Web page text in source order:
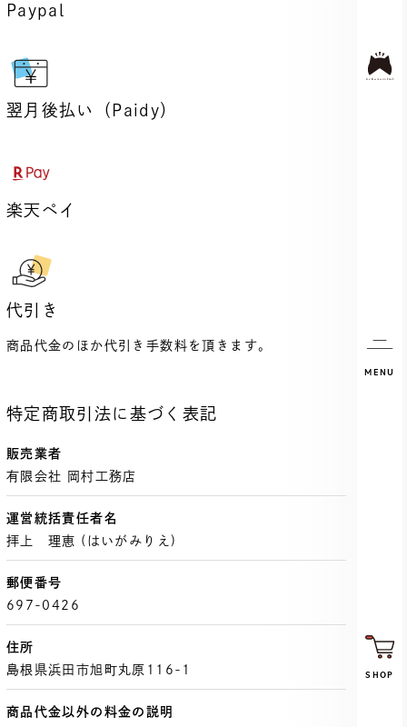
MENU
SHOP
Paypal
翌月後払い（Paidy）
楽天ペイ
代引き
商品代金のほか代引き手数料を頂きます。
特定商取引法に基づく表記
販売業者
有限会社 岡村工務店
運営統括責任者名
拝上 理恵 (はいがみりえ)
郵便番号
697-0426
住所
島根県浜田市旭町丸原116-1
商品代金以外の料金の説明